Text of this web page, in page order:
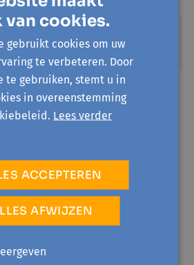
van cookies.
gebruikt cookies om uw
te verbeteren. Door
te gebruiken, stemt u in
in overeenstemming
Lees verder
ACCEPTEREN
AFWIJZEN